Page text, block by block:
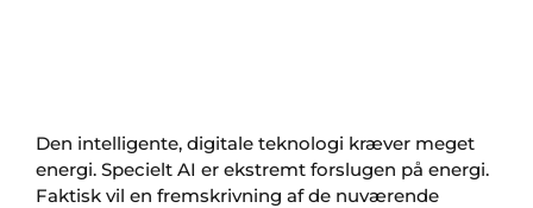
Den intelligente, digitale teknologi kræver meget
energi. Specielt AI er ekstremt forslugen på energi.
Faktisk vil en fremskrivning af de nuværende